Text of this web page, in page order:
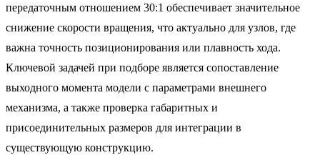
передаточным отношением 30:1 обеспечивает значительное
снижение скорости вращения, что актуально для узлов, где
важна точность позиционирования или плавность хода.
Ключевой задачей при подборе является сопоставление
выходного момента модели с параметрами внешнего
механизма, а также проверка габаритных и
присоединительных размеров для интеграции в
существующую конструкцию.